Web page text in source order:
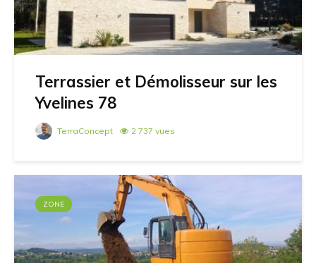
Terrassier et Démolisseur sur les
Yvelines 78
TerraConcept 2 737 vues
ZONE